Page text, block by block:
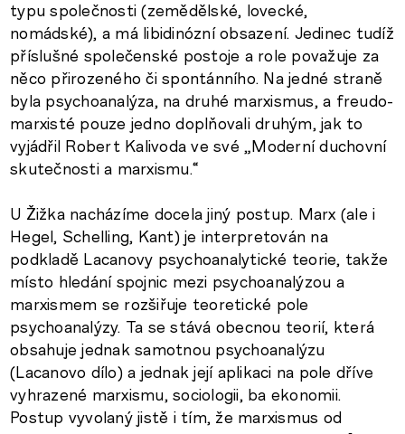
typu společnosti (zemědělské, lovecké,
nomádské), a má libidinózní obsazení. Jedinec tudíž
příslušné společenské postoje a role považuje za
něco přirozeného či spontánního. Na jedné straně
byla psychoanalýza, na druhé marxismus, a freudo-
marxisté pouze jedno doplňovali druhým, jak to
vyjádřil Robert Kalivoda ve své „Moderní duchovní
skutečnosti a marxismu.“
U Žižka nacházíme docela jiný postup. Marx (ale i
Hegel, Schelling, Kant) je interpretován na
podkladě Lacanovy psychoanalytické teorie, takže
místo hledání spojnic mezi psychoanalýzou a
marxismem se rozšiřuje teoretické pole
psychoanalýzy. Ta se stává obecnou teorií, která
obsahuje jednak samotnou psychoanalýzu
(Lacanovo dílo) a jednak její aplikaci na pole dříve
vyhrazené marxismu, sociologii, ba ekonomii.
Postup vyvolaný jistě i tím, že marxismus od